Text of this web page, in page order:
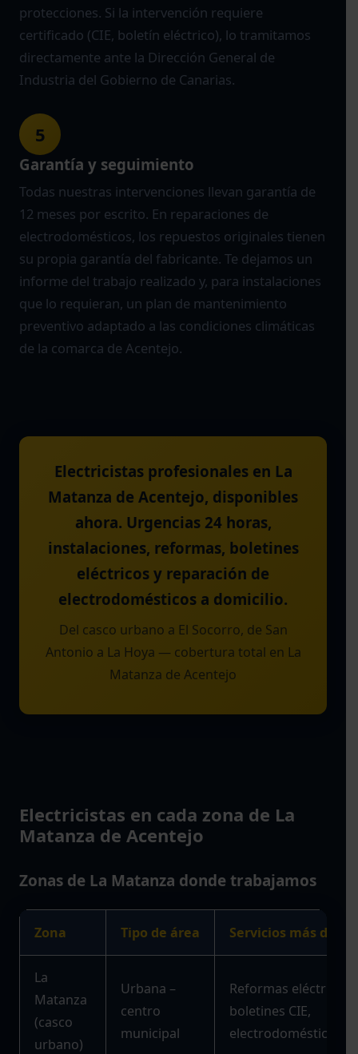
protecciones. Si la intervención requiere
certificado (CIE, boletín eléctrico), lo tramitamos
directamente ante la Dirección General de
Industria del Gobierno de Canarias.
5
Garantía y seguimiento
Todas nuestras intervenciones llevan garantía de
12 meses por escrito. En reparaciones de
electrodomésticos, los repuestos originales tienen
su propia garantía del fabricante. Te dejamos un
informe del trabajo realizado y, para instalaciones
que lo requieran, un plan de mantenimiento
preventivo adaptado a las condiciones climáticas
de la comarca de Acentejo.
Electricistas profesionales en La
Matanza de Acentejo, disponibles
ahora. Urgencias 24 horas,
instalaciones, reformas, boletines
eléctricos y reparación de
electrodomésticos a domicilio.
Del casco urbano a El Socorro, de San
Antonio a La Hoya — cobertura total en La
Matanza de Acentejo
Electricistas en cada zona de La
Matanza de Acentejo
Zonas de La Matanza donde trabajamos
Zona Tipo de área Servicios más
La
Matanza
(casco
urbano)
Urbana –
centro
municipal
Reformas eléctricas,
boletines CIE,
electrodomésticos